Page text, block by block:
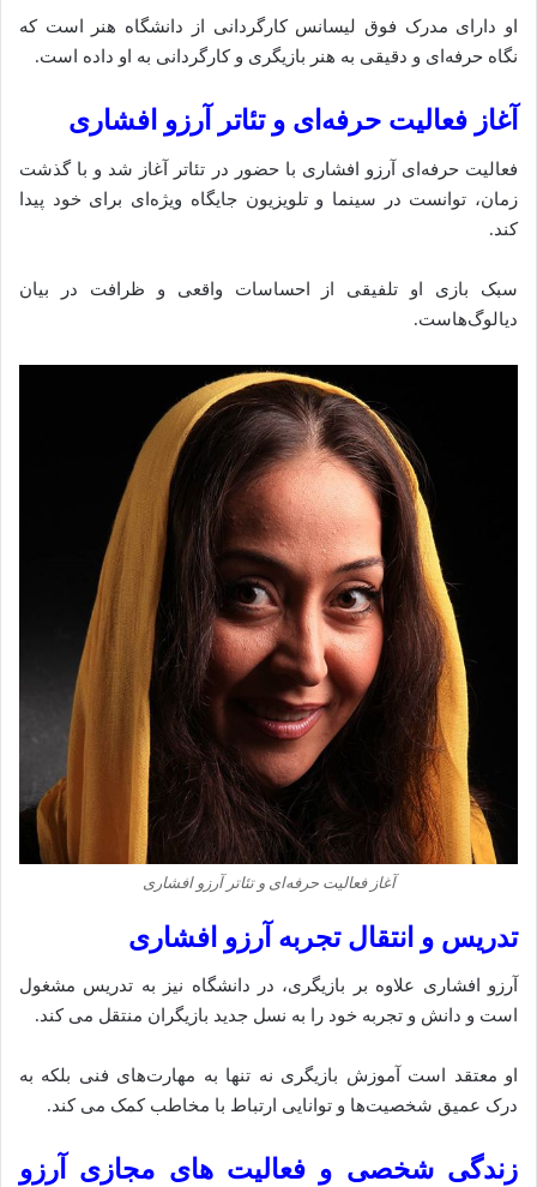
او دارای مدرک فوق لیسانس کارگردانی از دانشگاه هنر است که
نگاه حرفه‌ای و دقیقی به هنر بازیگری و کارگردانی به او داده است.
آغاز فعالیت حرفه‌ای و تئاتر آرزو افشاری
فعالیت حرفه‌ای آرزو افشاری با حضور در تئاتر آغاز شد و با گذشت
زمان، توانست در سینما و تلویزیون جایگاه ویژه‌ای برای خود پیدا
کند.
سبک بازی او تلفیقی از احساسات واقعی و ظرافت در بیان
دیالوگ‌هاست.
آغاز فعالیت حرفه‌ای و تئاتر آرزو افشاری
تدریس و انتقال تجربه آرزو افشاری
آرزو افشاری علاوه بر بازیگری، در دانشگاه نیز به تدریس مشغول
است و دانش و تجربه خود را به نسل جدید بازیگران منتقل می‌ کند.
او معتقد است آموزش بازیگری نه تنها به مهارت‌های فنی بلکه به
درک عمیق شخصیت‌ها و توانایی ارتباط با مخاطب کمک می‌ کند.
زندگی شخصی و فعالیت‌ های مجازی آرزو